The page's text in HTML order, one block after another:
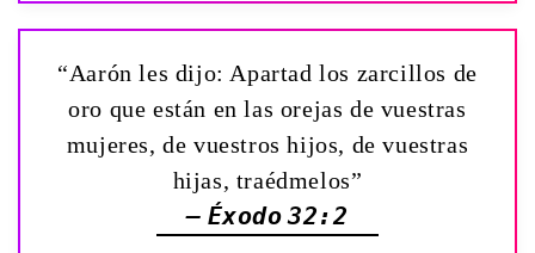
“Aarón les dijo: Apartad los zarcillos de
oro que están en las orejas de vuestras
mujeres, de vuestros hijos, de vuestras
hijas, traédmelos”
— Éxodo 32:2